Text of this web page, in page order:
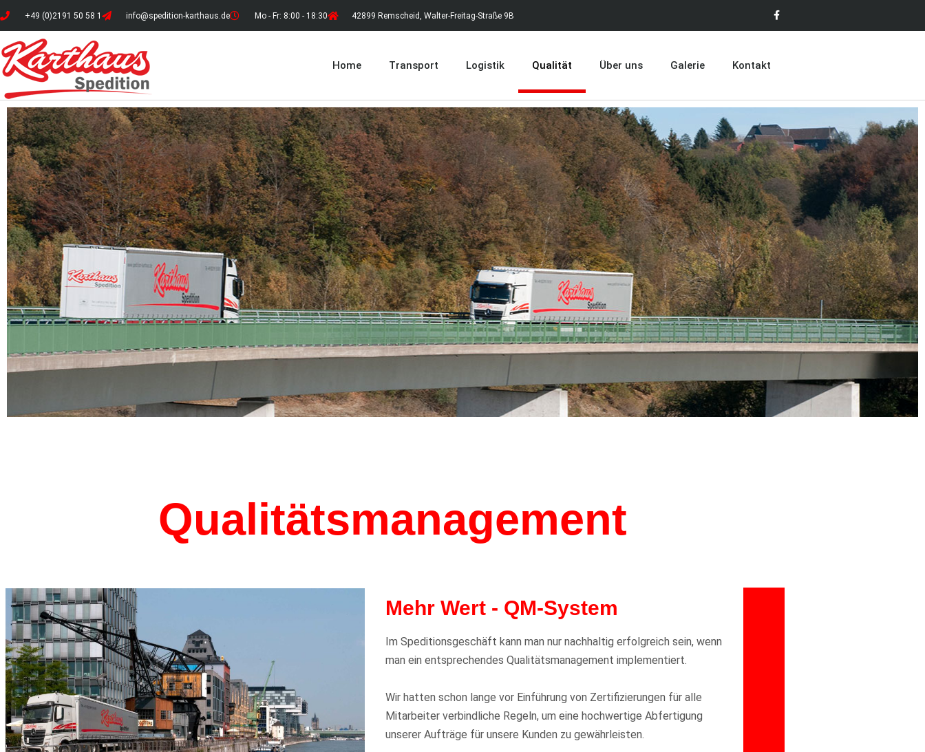
+49 (0)2191 50 58 1 info@spedition-karthaus.de Mo - Fr: 8:00 - 18:30 42899 Remscheid, Walter-Freitag-Straße 9B
Home Transport Logistik Qualität Über uns Galerie Kontakt
IM AUGE
Qualitätsmanagement
Mehr Wert - QM-System
Im Speditionsgeschäft kann man nur nachhaltig erfolgreich sein, wenn
man ein entsprechendes Qualitätsmanagement implementiert.
Wir hatten schon lange vor Einführung von Zertifizierungen für alle
Mitarbeiter verbindliche Regeln, um eine hochwertige Abfertigung
unserer Aufträge für unsere Kunden zu gewährleisten.